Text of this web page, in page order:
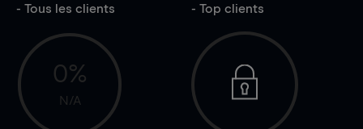
- Tous les clients
0%
N/A
- Top clients